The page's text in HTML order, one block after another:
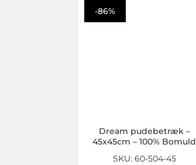
-86%
Dream pudebetræk –
45x45cm – 100% Bomuld
SKU: 60-504-45